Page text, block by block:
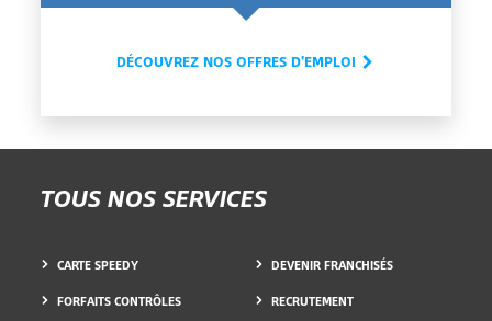
DÉCOUVREZ NOS OFFRES D'EMPLOI
TOUS NOS SERVICES
CARTE SPEEDY
FORFAITS CONTRÔLES
DEVENIR FRANCHISÉS
RECRUTEMENT